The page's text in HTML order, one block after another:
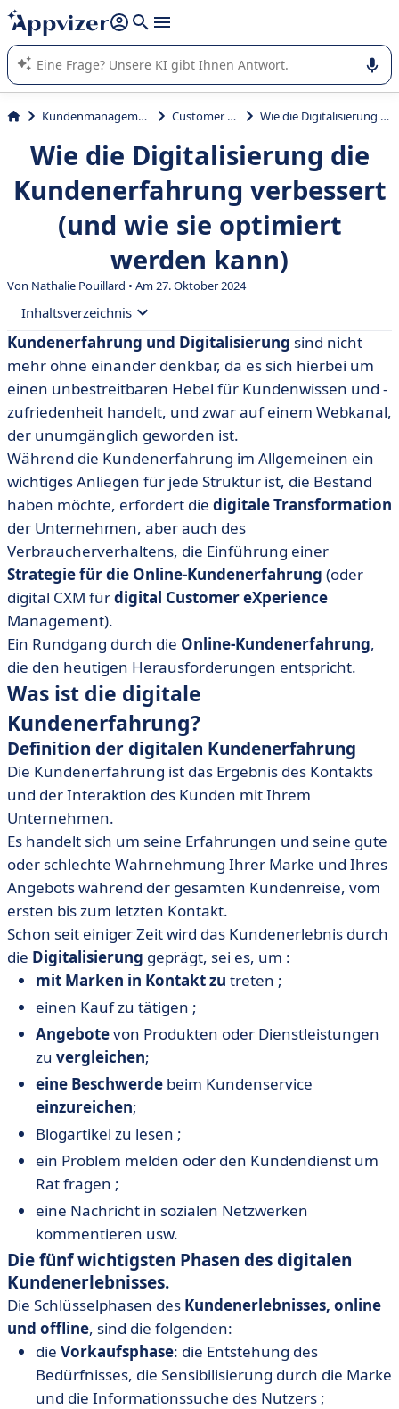
beantworten (mehrere Zeilen mit
Die KI von Appvizer führt Sie bei der Nutzung oder Auswahl
von SaaS-Software in Unternehmen.
Kundenmanagement und Vertrieb Customer Experience Wie die Digitalisierung die Kundenerfahrung verbessert (und wie sie optimiert werden kann)
Wie die Digitalisierung die
Kundenerfahrung verbessert
(und wie sie optimiert
werden kann)
Von Nathalie Pouillard • Am 27. Oktober 2024
Inhaltsverzeichnis
• Was ist die digitale Kundenerfahrung?
• Digitale Kundenerfahrungen: Beispiele
• Wie kann man das Kundenerlebnis digitalisieren und
optimieren?
• Die unverzichtbare Software für Omnichannel-
Kundenbeziehungen.
Kundenerfahrung und Digitalisierung sind nicht
mehr ohne einander denkbar, da es sich hierbei um
einen unbestreitbaren Hebel für Kundenwissen und -
zufriedenheit handelt, und zwar auf einem Webkanal,
der unumgänglich geworden ist.
Während die Kundenerfahrung im Allgemeinen ein
wichtiges Anliegen für jede Struktur ist, die Bestand
haben möchte, erfordert die digitale Transformation
der Unternehmen, aber auch des
Verbraucherverhaltens, die Einführung einer
Strategie für die Online-Kundenerfahrung (oder
digital CXM fürdigital Customer eXperience
Management).
Ein Rundgang durch die Online-Kundenerfahrung,
die den heutigen Herausforderungen entspricht.
Was ist die digitale
Kundenerfahrung?
Definition der digitalen Kundenerfahrung
Die Kundenerfahrung ist das Ergebnis des Kontakts
und der Interaktion des Kunden mit Ihrem
Unternehmen.
Es handelt sich um seine Erfahrungen und seine gute
oder schlechte Wahrnehmung Ihrer Marke und Ihres
Angebots während der gesamten Kundenreise, vom
ersten bis zum letzten Kontakt.
Schon seit einiger Zeit wird das Kundenerlebnis durch
die Digitalisierung geprägt, sei es, um :
mit Marken in Kontakt zu treten ;
einen Kauf zu tätigen ;
Angebotevon Produkten oder Dienstleistungen
zu vergleichen;
eine Beschwerde beim Kundenservice
einzureichen;
Blogartikel zu lesen ;
ein Problem melden oder den Kundendienst um
Rat fragen ;
eine Nachricht in sozialen Netzwerken
kommentieren usw.
Die fünf wichtigsten Phasen des digitalen
Kundenerlebnisses.
Die Schlüsselphasen des Kundenerlebnisses, online
und offline, sind die folgenden:
die Vorkaufsphase: die Entstehung des
Bedürfnisses, die Sensibilisierung durch die Marke
und die Informationssuche des Nutzers ;